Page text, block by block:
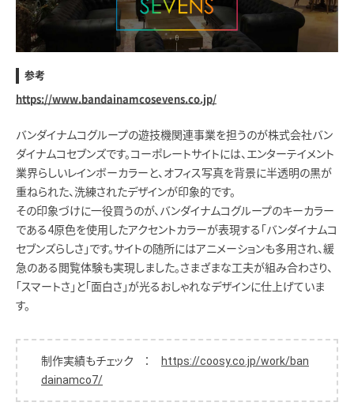
参考
https://www.bandainamcosevens.co.jp/
バンダイナムコグループの遊技機関連事業を担うのが株式会社バン
ダイナムコセブンズです。コーポレートサイトには、エンターテイメント
業界らしいレインボーカラーと、オフィス写真を背景に半透明の黒が
重ねられた、洗練されたデザインが印象的です。
その印象づけに一役買うのが、バンダイナムコグループのキーカラー
である4原色を使用したアクセントカラーが表現する「バンダイナムコ
セブンズらしさ」です。サイトの随所にはアニメーションも多用され、緩
急のある閲覧体験も実現しました。さまざまな工夫が組み合わさり、
「スマートさ」と「面白さ」が光るおしゃれなデザインに仕上げていま
す。
制作実績もチェック ：
https://coosy.co.jp/work/ban
dainamco7/